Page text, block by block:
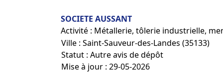
SOCIETE AUSSANT
Activité : Métallerie, tôlerie industrielle,
Ville : Saint-Sauveur-des-Landes (35133)
Statut : Autre avis de dépôt
Mise à jour : 29-05-2026